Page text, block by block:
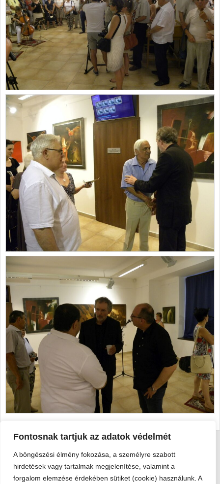
Fontosnak tartjuk az adatok védelmét
A böngészési élmény fokozása, a személyre szabott
hirdetések vagy tartalmak megjelenítése, valamint a
forgalom elemzése érdekében sütiket (cookie) használunk. A
Viski Károly Múzeum Kalocsa
6300 Kalocsa, Szent István király út 25. · Telefon:+36 78 462
351